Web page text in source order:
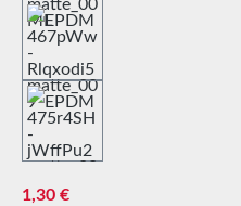
Precio normal:
1,30 €